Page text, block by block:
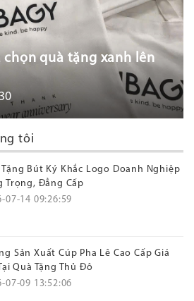
chọn quà tặng xanh lên
tôi
Tặng Bút Ký Khắc Logo Doanh Nghiệp
Trọng, Đẳng Cấp
07-14 09:26:59
Sản Xuất Cúp Pha Lê Cao Cấp Giá
Quà Tặng Thủ Đô
07-09 13:52:06